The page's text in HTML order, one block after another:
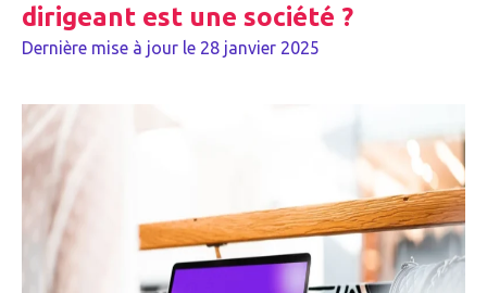
dirigeant est une société ?
Dernière mise à jour le 28 janvier 2025